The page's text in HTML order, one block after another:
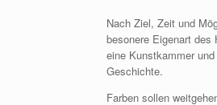
Nach Ziel, Zeit und
besonere Eigenart des
eine Kunstkammer
Geschichte.
Farben sollen